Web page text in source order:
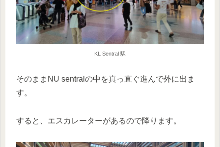
KL Sentral 駅
そのままNU sentralの中を真っ直ぐ進んで外に出ま
す。
すると、エスカレーターがあるので降ります。